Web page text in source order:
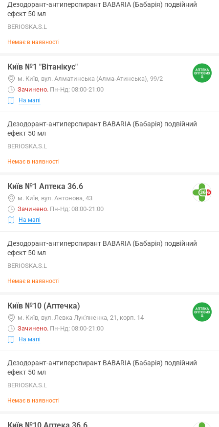
Дезодорант-антиперспирант BABARIA (Бабарія) подвійний
ефект 50 мл
BERIOSKA.S.L
Немає в наявності
Київ №1 "Вітанікус"
м. Київ, вул. Алматинська (Алма-Атинська), 99/2
Зачинено. Пн-Нд: 08:00-21:00
На мапі
Дезодорант-антиперспирант BABARIA (Бабарія) подвійний
ефект 50 мл
BERIOSKA.S.L
Немає в наявності
Київ №1 Аптека 36.6
м. Київ, вул. Антонова, 43
Зачинено. Пн-Нд: 08:00-21:00
На мапі
Дезодорант-антиперспирант BABARIA (Бабарія) подвійний
ефект 50 мл
BERIOSKA.S.L
Немає в наявності
Київ №10 (Аптечка)
м. Київ, вул. Левка Лук'яненка, 21, корп. 14
Зачинено. Пн-Нд: 08:00-21:00
На мапі
Дезодорант-антиперспирант BABARIA (Бабарія) подвійний
ефект 50 мл
BERIOSKA.S.L
Немає в наявності